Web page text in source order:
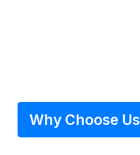
Why Choose Us